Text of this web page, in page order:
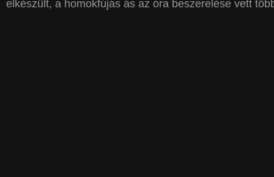
elkészült, a homokfújás ás az óra beszerelése vett